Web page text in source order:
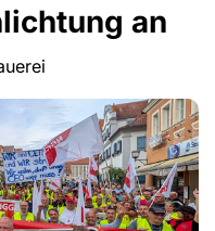
an